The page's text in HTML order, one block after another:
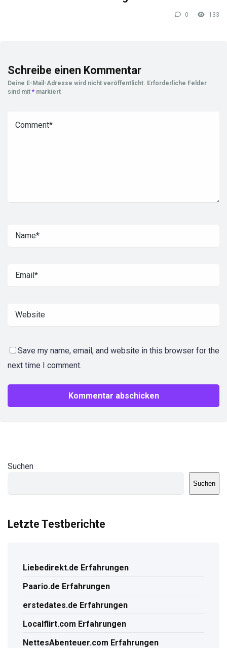
0 133
Schreibe einen Kommentar
Deine E-Mail-Adresse wird nicht veröffentlicht. Erforderliche Felder
sind mit * markiert
Save my name, email, and website in this browser for the
next time I comment.
Suchen
Suchen
Letzte Testberichte
Liebedirekt.de Erfahrungen
Paario.de Erfahrungen
erstedates.de Erfahrungen
Localflirt.com Erfahrungen
NettesAbenteuer.com Erfahrungen